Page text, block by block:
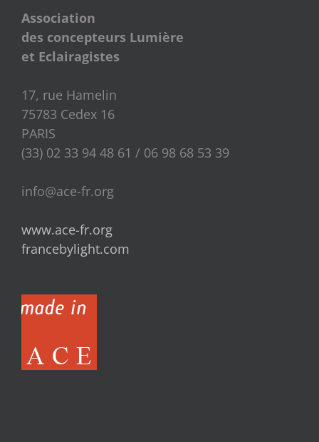
Association
des concepteurs Lumière
et Eclairagistes
17, rue Hamelin
75783 Cedex 16
PARIS
(33) 02 33 94 48 61 / 06 98 68 53 39
info@ace-fr.org
www.ace-fr.org
francebylight.com